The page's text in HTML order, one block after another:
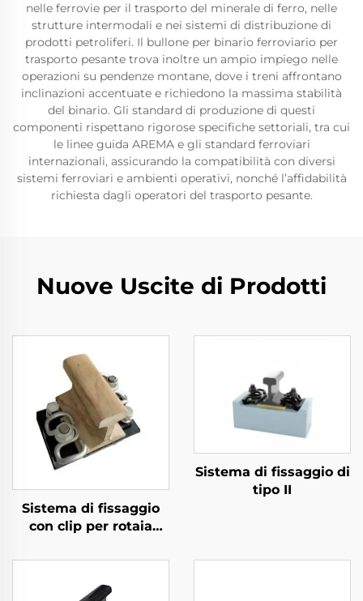
nelle ferrovie per il trasporto del minerale di ferro, nelle
strutture intermodali e nei sistemi di distribuzione di
prodotti petroliferi. Il bullone per binario ferroviario per
trasporto pesante trova inoltre un ampio impiego nelle
operazioni su pendenze montane, dove i treni affrontano
inclinazioni accentuate e richiedono la massima stabilità
del binario. Gli standard di produzione di questi
componenti rispettano rigorose specifiche settoriali, tra cui
le linee guida AREMA e gli standard ferroviari
internazionali, assicurando la compatibilità con diversi
sistemi ferroviari e ambienti operativi, nonché l’affidabilità
richiesta dagli operatori del trasporto pesante.
Nuove Uscite di Prodotti
Sistema di fissaggio
con clip per rotaia
Sistema di fissaggio di
tipo II